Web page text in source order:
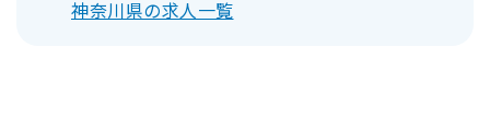
神奈川県の求人一覧